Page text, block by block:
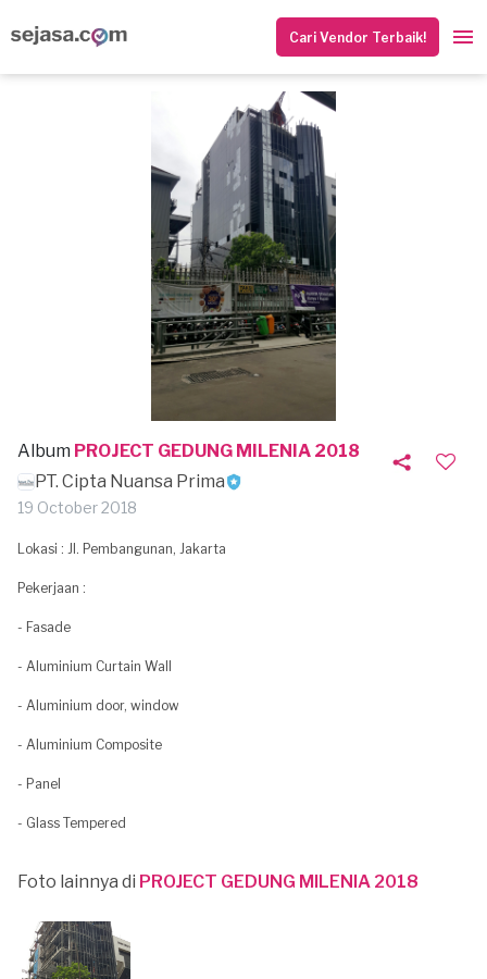
Cari Vendor Terbaik!
Album PROJECT GEDUNG MILENIA 2018
PT. Cipta Nuansa Prima
19 October 2018
Lokasi : Jl. Pembangunan, Jakarta
Pekerjaan :
- Fasade
- Aluminium Curtain Wall
- Aluminium door, window
- Aluminium Composite
- Panel
- Glass Tempered
Foto lainnya di PROJECT GEDUNG MILENIA 2018